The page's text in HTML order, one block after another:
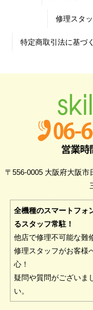
修理スタ
特定商取引法に基づ
〒556-0005 大阪府大阪
全機種のスマートフォ
るスタッフ常駐！
他店で修理不可能な難
修理スタッフがお客様
心！
疑問や質問がございま
い。